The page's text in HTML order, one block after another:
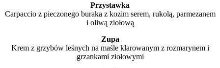
Przystawka
Carpaccio z pieczonego buraka z kozim serem, rukolą, parmezanem
i oliwą ziołową
Zupa
Krem z grzybów leśnych na maśle klarowanym z rozmarynem i
grzankami ziołowymi